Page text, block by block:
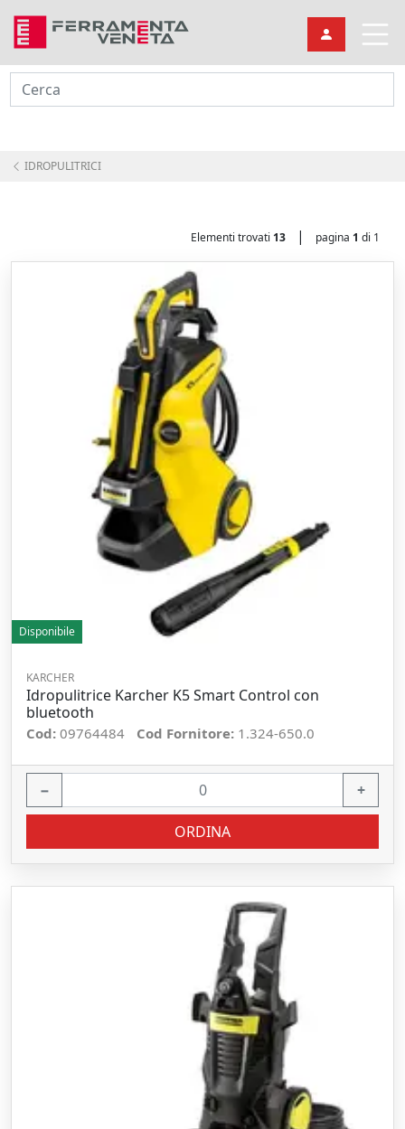
Cerca
IDROPULITRICI
Elementi trovati 13 | pagina 1 di 1
Disponibile
KARCHER
Idropulitrice Karcher K5 Smart Control con
bluetooth
Cod: 09764484 Cod Fornitore: 1.324-650.0
− +
ORDINA